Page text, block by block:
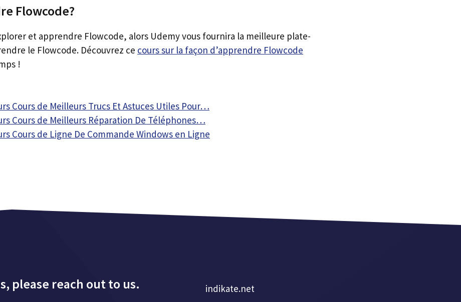
Flowcode?
et apprendre Flowcode, alors Udemy vous fournira la meilleure plate-
le Flowcode. Découvrez ce cours sur la façon d’apprendre Flowcode
!
Cours de Meilleurs Trucs Et Astuces Utiles Pour…
Cours de Meilleurs Réparation De Téléphones…
Cours de Ligne De Commande Windows en Ligne
please reach out to us. indikate.net